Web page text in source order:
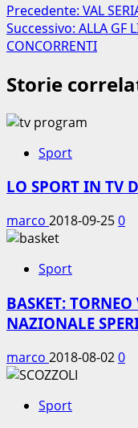
Precedente: VAL
Successivo: ALLA GF
CONCORRENTI
Storie
Sport
LO SPORT IN TV
marco 2018-09-250
Sport
BASKET:
NAZIONALE
marco 2018-08-020
Sport